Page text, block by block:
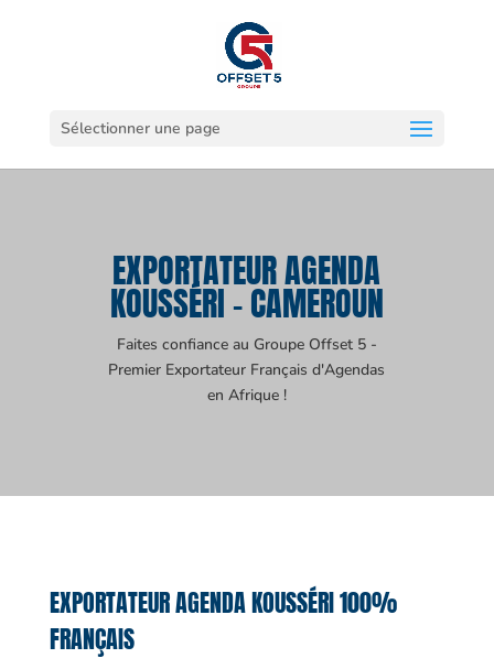
Sélectionner une page
EXPORTATEUR AGENDA
KOUSSÉRI - CAMEROUN
Faites confiance au Groupe Offset 5 -
Premier Exportateur Français d'Agendas
en Afrique !
EXPORTATEUR AGENDA KOUSSÉRI 100%
FRANÇAIS